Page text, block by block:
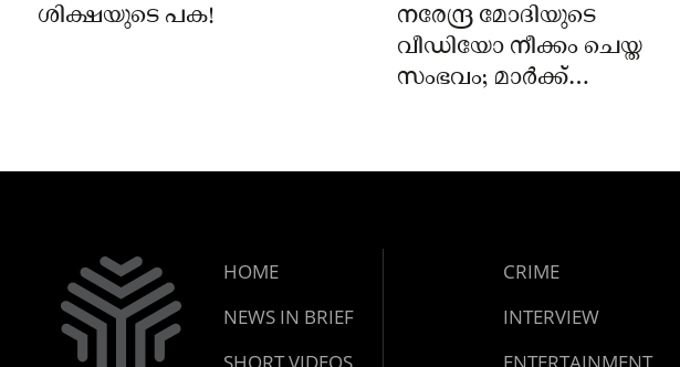
ശിക്ഷയുടെ പക!
നരേന്ദ്ര മോദിയുടെ
വീഡിയോ നീക്കം ചെയ്ത
സംഭവം; മാർക്ക്
പാർലമെന്ററി സമിതിയുടെ
HOME
NEWS IN BRIEF
CRIME
INTERVIEW